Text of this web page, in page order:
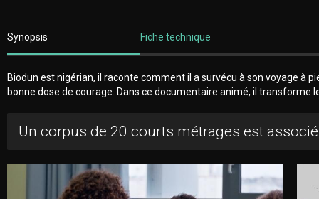
Synopsis Fiche technique
Biodun est nigérian, il raconte comment il a survécu à son voyage à
bonne dose de courage. Dans ce documentaire animé, il
Un corpus de 20 courts métrages est